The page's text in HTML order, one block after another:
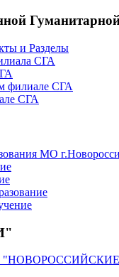
и Разделы
СГА
филиале СГА
СГА
МО